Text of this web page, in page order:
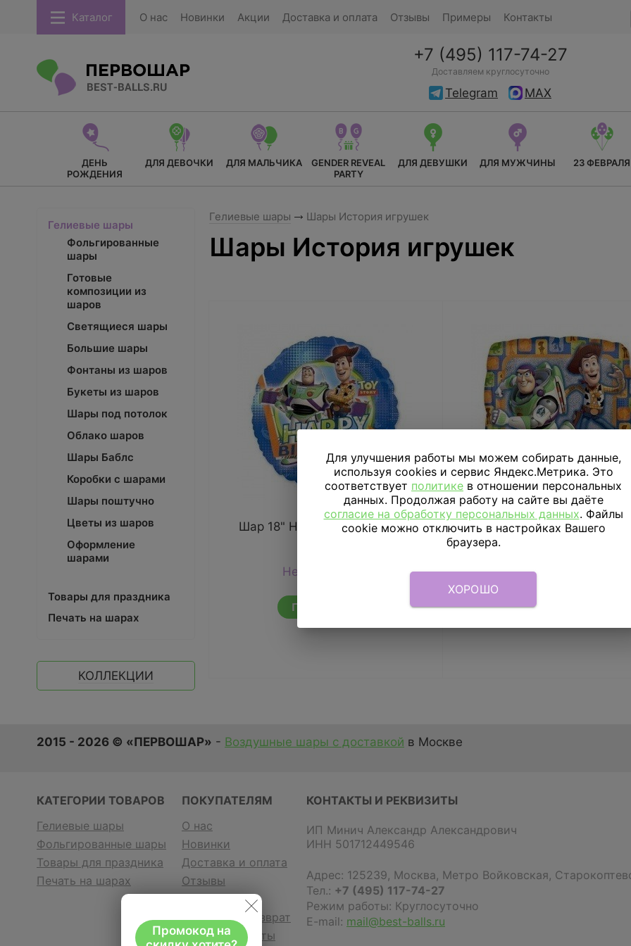
Каталог О нас Новинки Акции Доставка и оплата Отзывы Примеры Контакты
+7 (495) 117-74-27
Доставляем круглосуточно
Telegram MAX
ДЕНЬ
РОЖДЕНИЯ
ДЛЯ ДЕВОЧКИ ДЛЯ МАЛЬЧИКА
GENDER REVEAL
PARTY
ДЛЯ ДЕВУШКИ ДЛЯ МУЖЧИНЫ 23 ФЕВРАЛЯ
Гелиевые шары Шары История игрушек
Шары История игрушек
Шар 18" HB История игрушек
Нет в наличии
ПОДРОБНЕЕ
Шар 18" История
Нет в наличии
ПОДРОБНЕЕ
Гелиевые шары
Фольгированные
шары
Готовые
композиции из
шаров
Светящиеся шары
Большие шары
Фонтаны из шаров
Букеты из шаров
Шары под потолок
Облако шаров
Шары Баблс
Коробки с шарами
Шары поштучно
Цветы из шаров
Оформление
шарами
Товары для праздника
Печать на шарах
КОЛЛЕКЦИИ
2015 - 2026 © «ПЕРВОШАР» - Воздушные шары с доставкой в Москве
КАТЕГОРИИ ТОВАРОВ
Гелиевые шары
Фольгированные шары
Товары для праздника
Печать на шарах
ПОКУПАТЕЛЯМ
О нас
Новинки
Доставка и оплата
Отзывы
Гарантия и возврат
Договор оферты
КОНТАКТЫ И РЕКВИЗИТЫ
ИП Минич Александр Александрович
ИНН 501712449546
Адрес: 125239, Москва, Метро Войковская,
Тел.: +7 (495) 117-74-27
Режим работы: Круглосуточно
E-mail: mail@best-balls.ru
Для улучшения работы мы можем собирать данные,
используя cookies и сервис Яндекс.Метрика. Это
соответствует политике в отношении персональных
данных. Продолжая работу на сайте вы даёте
согласие на обработку персональных данных. Файлы
cookie можно отключить в настройках Вашего
браузера.
ХОРОШО
Промокод на